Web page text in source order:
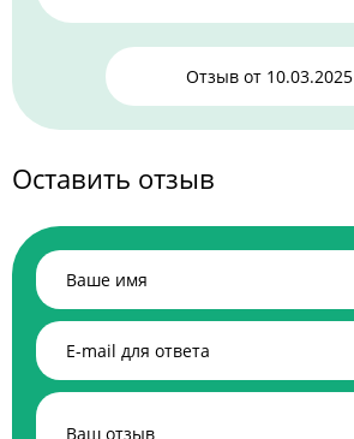
Отзыв от 10.03.2025
Оставить отзыв